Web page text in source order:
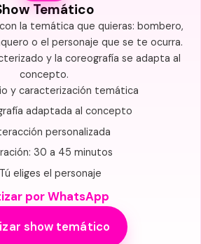
Temático
la temática que quieras: bombero,
o el personaje que se te ocurra.
y la coreografía se adapta al
concepto.
y caracterización temática
adaptada al concepto
personalizada
30 a 45 minutos
eliges el personaje
por WhatsApp
show temático